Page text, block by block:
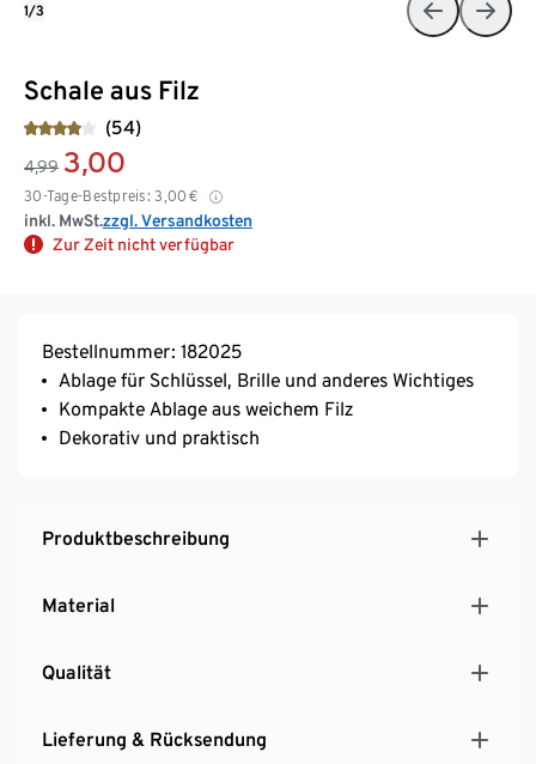
Schale aus Filz
(54)
4,99 3,00
30-Tage-Bestpreis: 3,00 €
inkl. MwSt.zzgl. Versandkosten
Zur Zeit nicht verfügbar
1/3
Bestellnummer: 182025
Ablage für Schlüssel, Brille und anderes Wichtiges
Kompakte Ablage aus weichem Filz
Dekorativ und praktisch
Produktbeschreibung
Material
Qualität
Lieferung & Rücksendung